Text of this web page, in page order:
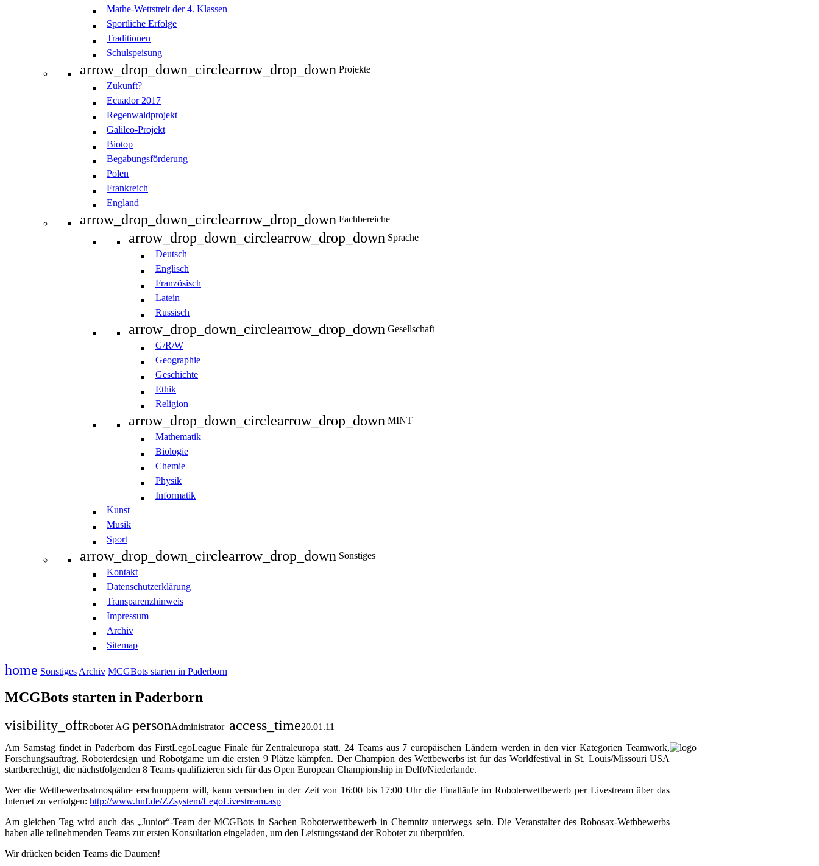
Mathe-Wettstreit der 4. Klassen
Sportliche Erfolge
Traditionen
Schulspeisung
arrow_drop_down_circlearrow_drop_down Projekte
Zukunft?
Ecuador 2017
Regenwaldprojekt
Galileo-Projekt
Biotop
Begabungsförderung
Polen
Frankreich
England
arrow_drop_down_circlearrow_drop_down Fachbereiche
arrow_drop_down_circlearrow_drop_down Sprache
Deutsch
Englisch
Französisch
Latein
Russisch
arrow_drop_down_circlearrow_drop_down Gesellschaft
G/R/W
Geographie
Geschichte
Ethik
Religion
arrow_drop_down_circlearrow_drop_down MINT
Mathematik
Biologie
Chemie
Physik
Informatik
Kunst
Musik
Sport
arrow_drop_down_circlearrow_drop_down Sonstiges
Kontakt
Datenschutzerklärung
Transparenzhinweis
Impressum
Archiv
Sitemap
home Sonstiges Archiv MCGBots starten in Paderborn
MCGBots starten in Paderborn
visibility_offRoboter AG personAdministrator access_time20.01.11
Am Samstag findet in Paderborn das FirstLegoLeague Fi­nale für Zentraleuropa statt. 24 Teams aus 7 europäischen Ländern werden in den vier Kategorien Teamwor­k,
Forschungsauftrag, Roboterdesign und Robotgame um die ersten 9 Plätze kämpfen. Der Champion des Wettbewerbs ist für das Worldfestival in St. Louis/Missouri USA
startberechtigt, die nächstfolgenden 8 Teams qualifizieren sich für das Open European Championship in Delft/Niederlande.
Wer die Wettbewerbsatmospähre erschnuppern will, kann versuchen in der Zeit von 16:00 bis 17:00 Uhr die Finalläufe im Roboterwettbewerb per Livestream über das
Internet zu verfolgen: http://www.hnf.de/ZZsystem/LegoLivestream.asp
Am gleichen Tag wird auch das „Junior“-Team der MCGBots in Sachen Roboterwettbewerb in Chemnitz unterwegs sein. Die Veranstalter des Robosax-Wetbbewerbs
haben alle teilnehmenden Teams zur ersten Konsultation eingeladen, um den Leistungsstand der Roboter zu überprüfen.
Wir drücken beiden Teams die Daumen!